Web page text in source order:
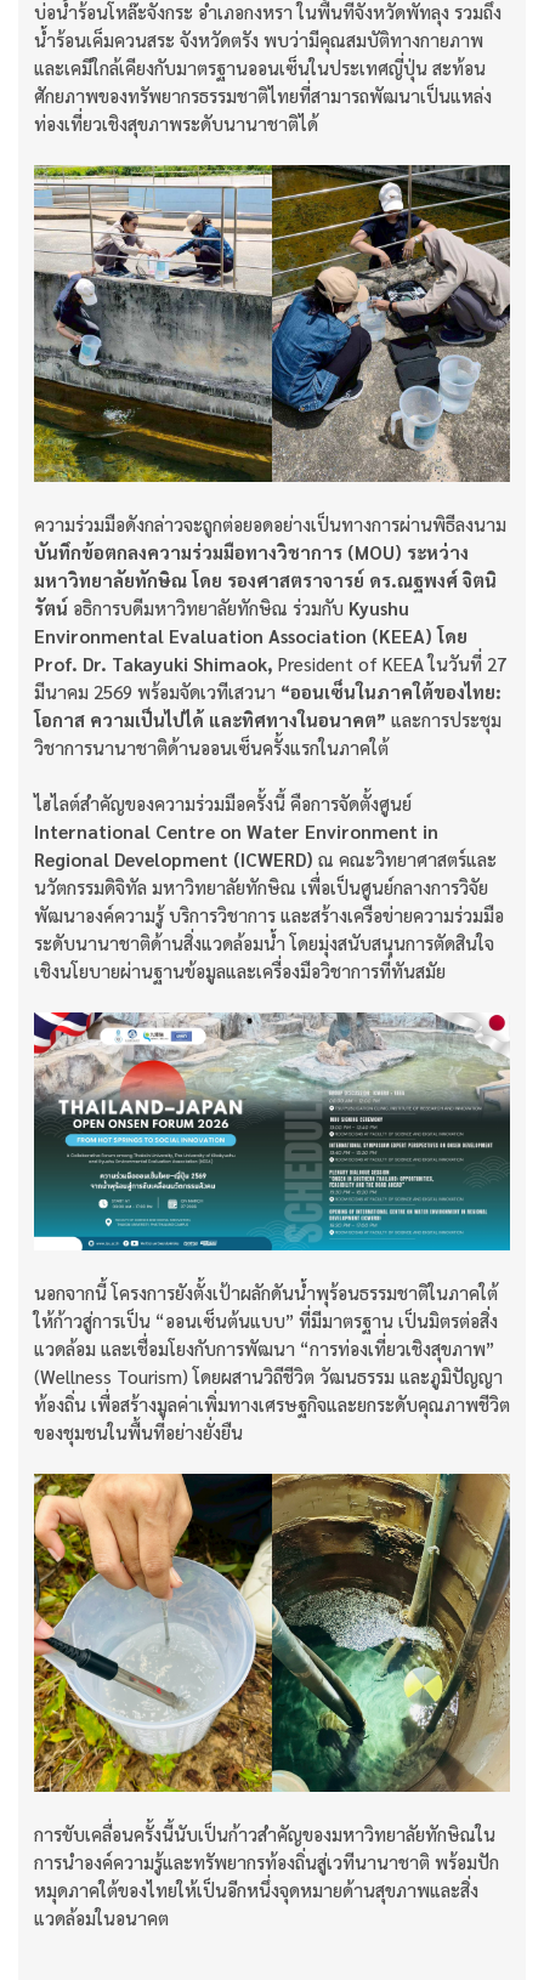
บ่อน้ำร้อนโหล๊ะจังกระ อำเภอกงหรา ในพื้นที่จังหวัดพัทลุง รวมถึง
น้ำร้อนเค็มควนสระ จังหวัดตรัง พบว่ามีคุณสมบัติทางกายภาพ
และเคมีใกล้เคียงกับมาตรฐานออนเซ็นในประเทศญี่ปุ่น สะท้อน
ศักยภาพของทรัพยากรธรรมชาติไทยที่สามารถพัฒนาเป็นแหล่ง
ท่องเที่ยวเชิงสุขภาพระดับนานาชาติได้
ความร่วมมือดังกล่าวจะถูกต่อยอดอย่างเป็นทางการผ่านพิธีลงนาม
บันทึกข้อตกลงความร่วมมือทางวิชาการ (MOU) ระหว่าง
มหาวิทยาลัยทักษิณ โดย รองศาสตราจารย์ ดร.ณฐพงศ์ จิตนิ
รัตน์ อธิการบดีมหาวิทยาลัยทักษิณ ร่วมกับ Kyushu
Environmental Evaluation Association (KEEA) โดย
Prof. Dr. Takayuki Shimaok, President of KEEA ในวันที่ 27
มีนาคม 2569 พร้อมจัดเวทีเสวนา “ออนเซ็นในภาคใต้ของไทย:
โอกาส ความเป็นไปได้ และทิศทางในอนาคต” และการประชุม
วิชาการนานาชาติด้านออนเซ็นครั้งแรกในภาคใต้
ไฮไลต์สำคัญของความร่วมมือครั้งนี้ คือการจัดตั้งศูนย์
International Centre on Water Environment in
Regional Development (ICWERD) ณ คณะวิทยาศาสตร์และ
นวัตกรรมดิจิทัล มหาวิทยาลัยทักษิณ เพื่อเป็นศูนย์กลางการวิจัย
พัฒนาองค์ความรู้ บริการวิชาการ และสร้างเครือข่ายความร่วมมือ
ระดับนานาชาติด้านสิ่งแวดล้อมน้ำ โดยมุ่งสนับสนุนการตัดสินใจ
เชิงนโยบายผ่านฐานข้อมูลและเครื่องมือวิชาการที่ทันสมัย
นอกจากนี้ โครงการยังตั้งเป้าผลักดันน้ำพุร้อนธรรมชาติในภาคใต้
ให้ก้าวสู่การเป็น “ออนเซ็นต้นแบบ” ที่มีมาตรฐาน เป็นมิตรต่อสิ่ง
แวดล้อม และเชื่อมโยงกับการพัฒนา “การท่องเที่ยวเชิงสุขภาพ”
(Wellness Tourism) โดยผสานวิถีชีวิต วัฒนธรรม และภูมิปัญญา
ท้องถิ่น เพื่อสร้างมูลค่าเพิ่มทางเศรษฐกิจและยกระดับคุณภาพชีวิต
ของชุมชนในพื้นที่อย่างยั่งยืน
การขับเคลื่อนครั้งนี้นับเป็นก้าวสำคัญของมหาวิทยาลัยทักษิณใน
การนำองค์ความรู้และทรัพยากรท้องถิ่นสู่เวทีนานาชาติ พร้อมปัก
หมุดภาคใต้ของไทยให้เป็นอีกหนึ่งจุดหมายด้านสุขภาพและสิ่ง
แวดล้อมในอนาคต